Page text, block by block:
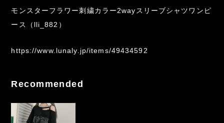
モンスターフラワー刺繍カラー2wayスリーブシャツワンピ
ース（lli_882）
https://www.lunaly.jp/items/49434592
Recommended